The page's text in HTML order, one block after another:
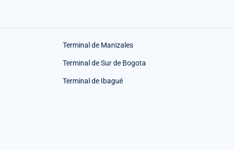
Terminal de Manizales
Terminal de Sur de Bogota
Terminal de Ibagué